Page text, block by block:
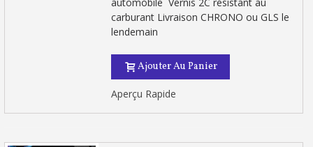
carburant Livraison CHRONO ou GLS le
lendemain
Ajouter Au Panier
Aperçu Rapide